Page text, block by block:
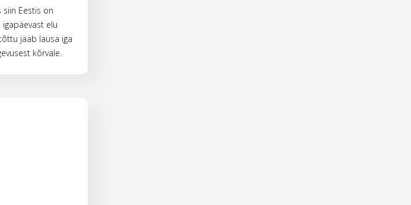
Eestis on
elu
jääb lausa iga
kõrvale.